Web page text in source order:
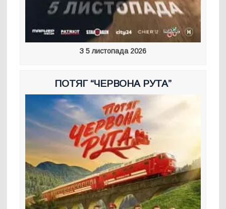
З 5 листопада 2026
ПОТЯГ “ЧЕРВОНА РУТА”